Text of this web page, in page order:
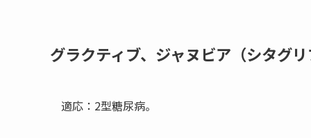
グラクティブ、ジャヌビア（シタグリ
適応：2型糖尿病。